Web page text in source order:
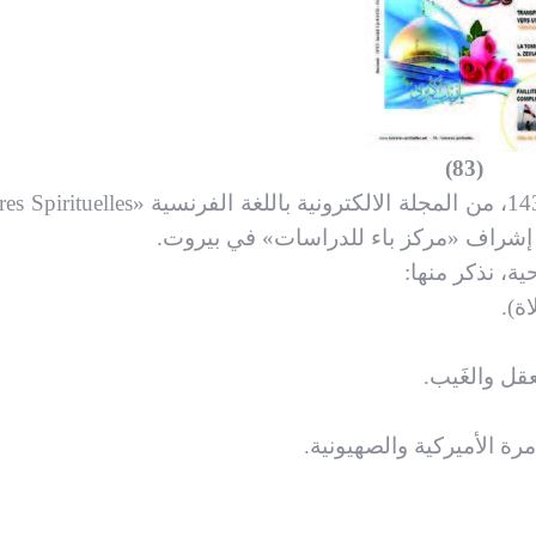
(83)
Spirituelles
إشراف «مركز باء للدراسات» في بيروت.
نذكر منها:
والغَيب.
الأميركية والصهيونية.